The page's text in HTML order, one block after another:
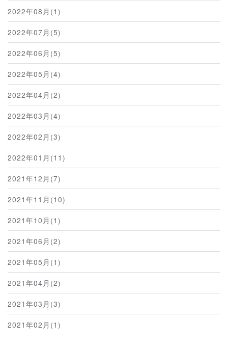
2022年08月(1)
2022年07月(5)
2022年06月(5)
2022年05月(4)
2022年04月(2)
2022年03月(4)
2022年02月(3)
2022年01月(11)
2021年12月(7)
2021年11月(10)
2021年10月(1)
2021年06月(2)
2021年05月(1)
2021年04月(2)
2021年03月(3)
2021年02月(1)